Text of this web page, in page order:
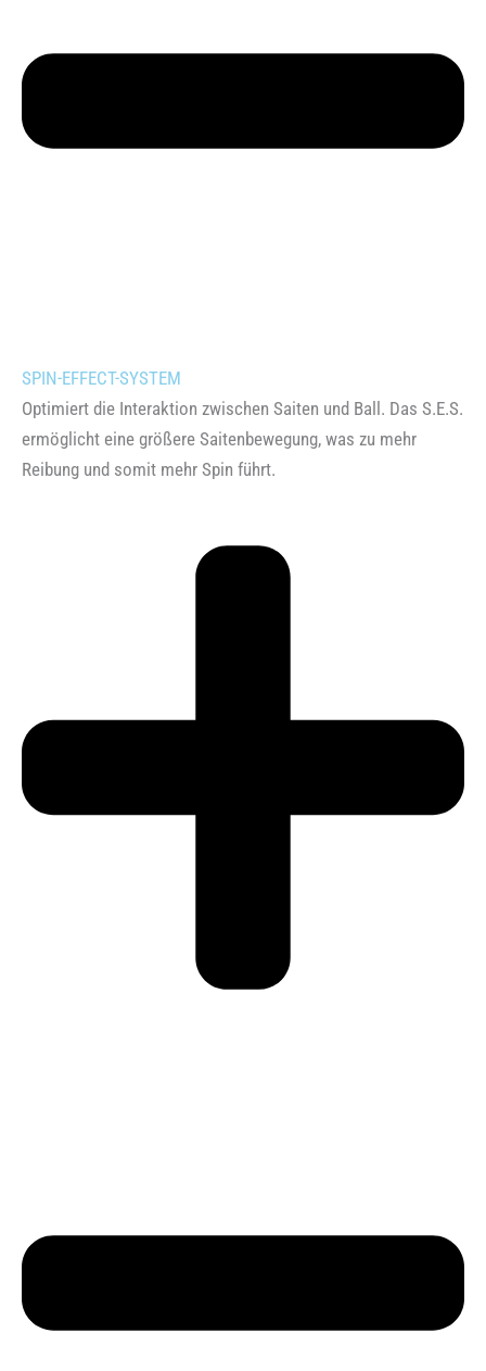
SPIN-EFFECT-SYSTEM
Optimiert die Interaktion zwischen Saiten und Ball. Das S.E.S.
ermöglicht eine größere Saitenbewegung, was zu mehr
Reibung und somit mehr Spin führt.